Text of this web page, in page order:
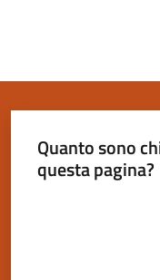
Quanto sono
questa pagina?